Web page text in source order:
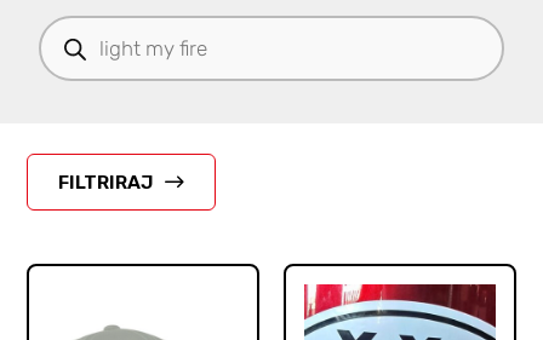
Products
search
FILTRIRAJ